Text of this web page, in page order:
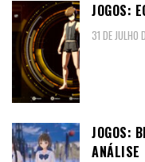
JOGOS:
31 DE
JOGOS:
ANÁLISE